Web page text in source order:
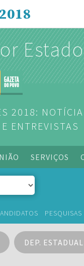
Estado
2018:
ENTREVISTAS
SERVIÇOS
PESQUISAS
DEP. ESTADUAL